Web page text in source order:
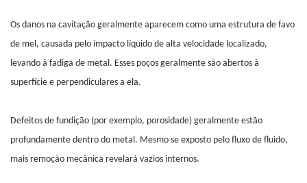
Os danos na cavitação geralmente aparecem como uma estrutura de favo
de mel, causada pelo impacto líquido de alta velocidade localizado,
levando à fadiga de metal. Esses poços geralmente são abertos à
superfície e perpendiculares a ela.
Defeitos de fundição (por exemplo, porosidade) geralmente estão
profundamente dentro do metal. Mesmo se exposto pelo fluxo de fluido,
mais remoção mecânica revelará vazios internos.